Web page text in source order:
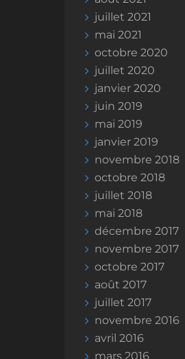
juillet 2021
mai 2021
octobre 2020
juillet 2020
janvier 2020
juin 2019
mai 2019
janvier 2019
novembre 2018
octobre 2018
juillet 2018
mai 2018
décembre 2017
novembre 2017
octobre 2017
août 2017
juillet 2017
novembre 2016
avril 2016
mars 2016